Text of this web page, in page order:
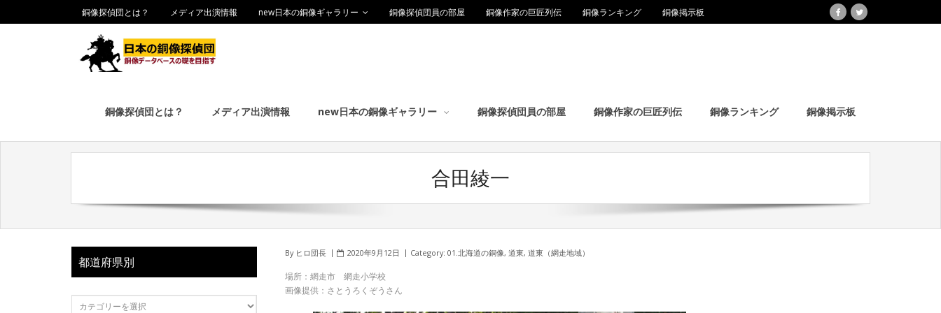
銅像探偵団とは？ メディア出演情報 new日本の銅像ギャラリー 銅像探偵団員の部屋 銅像作家の巨匠列伝 銅像ランキング 銅像掲示板
銅像探偵団とは？ メディア出演情報 new日本の銅像ギャラリー 銅像探偵団員の部屋 銅像作家の巨匠列伝 銅像ランキング 銅像掲示板
合田綾一
By ヒロ団長 2020年9月12日 Category: 01.北海道の銅像, 道東, 道東（網走地域）
場所：網走市 網走小学校
画像提供：さとうろくぞうさん
都道府県別